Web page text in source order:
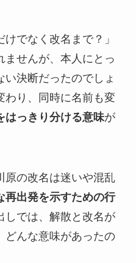
でなく改名まで？」
ませんが、本人にとっ
決断だったのでしょ
わり、同時に名前も変
はっきり分ける意味が
原の改名は迷いや混乱
再出発を示すための行
しでは、解散と改名が
どんな意味があったの